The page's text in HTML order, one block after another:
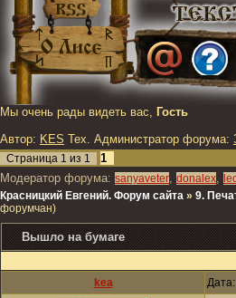
Мы очень рады видеть вас, Гость
Автор: KES Тех. Администратор форума:
Страница 1 из 1
1
Модератор форума: sanyaveter, donalex,
Красницкий Евгений. Форум сайта » 9.
форумчан)
Вышло на бумаге
kea